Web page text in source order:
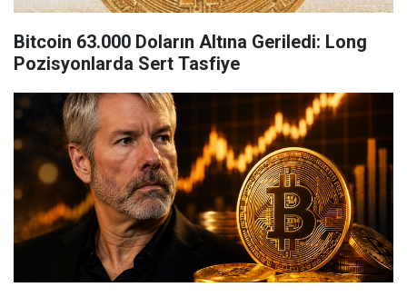
Bitcoin 63.000 Doların Altına Geriledi: Long
Pozisyonlarda Sert Tasfiye